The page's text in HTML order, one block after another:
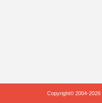
Copyright© 2004-2026